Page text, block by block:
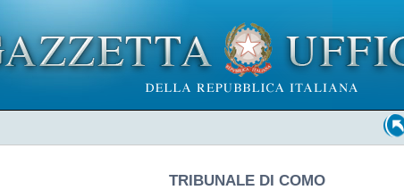
TRIBUNALE DI COMO